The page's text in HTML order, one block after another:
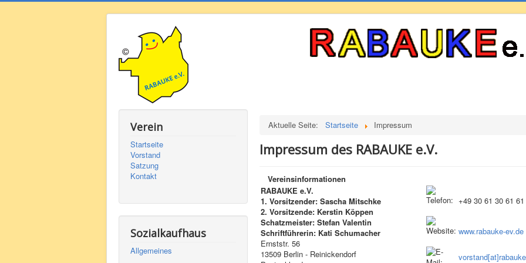
Verein
Startseite
Vorstand
Satzung
Kontakt
Sozialkaufhaus
Allgemeines
Aktuelle Seite: Startseite Impressum
Impressum des RABAUKE e.V.
Vereinsinformationen
RABAUKE e.V.
1. Vorsitzender: Sascha Mitschke
2. Vorsitzende: Kerstin Köppen
Schatzmeister: Stefan Valentin
Schriftführerin: Kati Schumacher
Ernststr. 56
13509 Berlin - Reinickendorf
+49 30 61 30 61 61
www.rabauke-ev.de